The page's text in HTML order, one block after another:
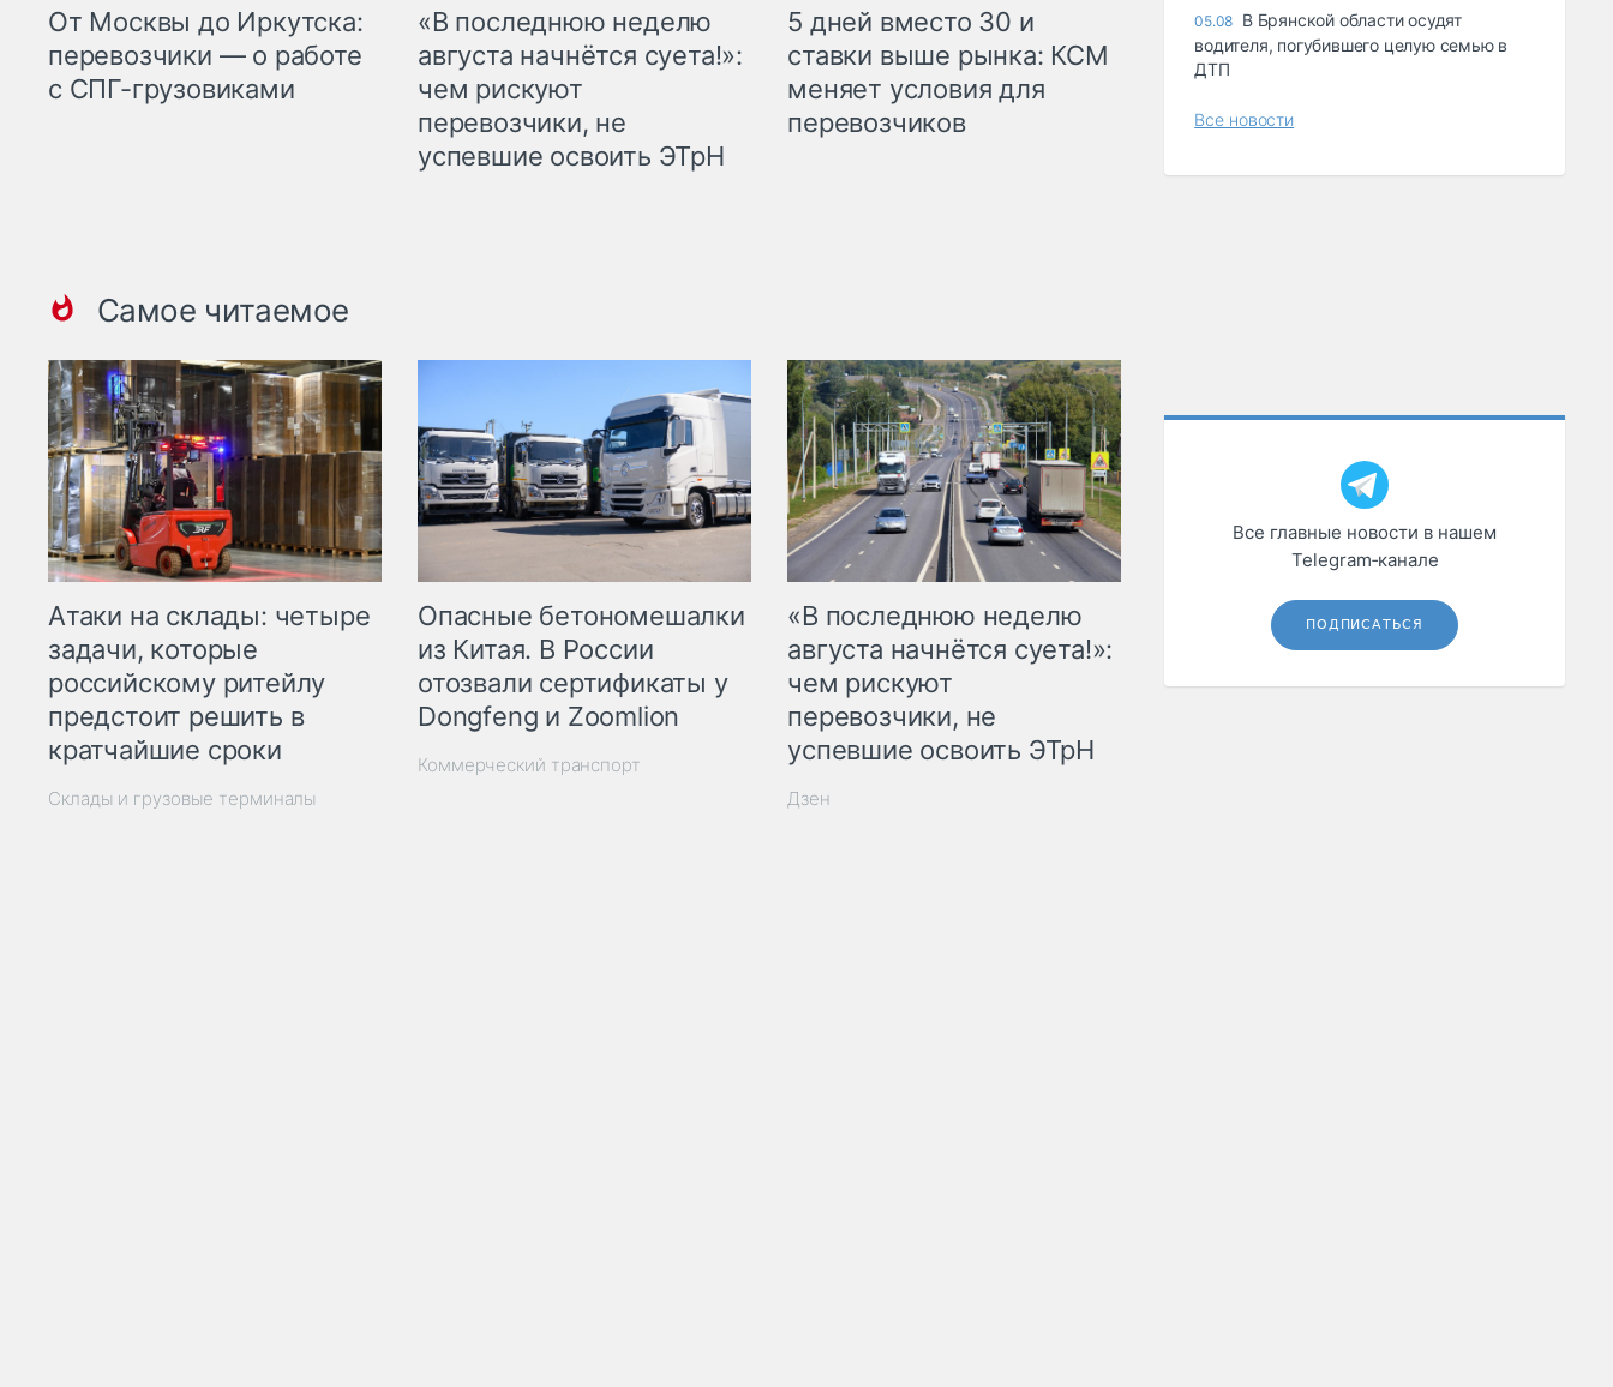
От Москвы до Иркутска:
перевозчики — о работе
с СПГ-грузовиками
«В последнюю неделю
августа начнётся суета!»:
чем рискуют
перевозчики, не
успевшие освоить ЭТрН
5 дней вместо 30 и
ставки выше рынка: КСМ
меняет условия для
перевозчиков
Самое читаемое
Атаки на склады: четыре
задачи, которые
российскому ритейлу
предстоит решить в
кратчайшие сроки
Склады и грузовые терминалы
Опасные бетономешалки
из Китая. В России
отозвали сертификаты у
Dongfeng и Zoomlion
Коммерческий транспорт
«В последнюю неделю
августа начнётся суета!»:
чем рискуют
перевозчики, не
успевшие освоить ЭТрН
Дзен
05.08 В Брянской области осудят
водителя, погубившего целую семью в
ДТП
Все новости
Все главные новости в нашем
Telegram‑канале
ПОДПИСАТЬСЯ